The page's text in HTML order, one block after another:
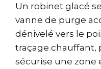
Un robinet glacé
vanne de purge
dénivelé vers le
traçage chauffant,
sécurise une zone